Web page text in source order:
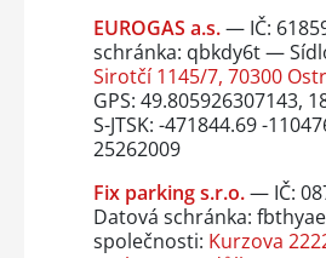
EUROGAS a.s.— IČ:
schránka: qbkdy6t —
Sirotčí 1145/7, 70300
GPS: 49.805926307143,
S-JTSK: -471844.69 -
25262009
Fix parking s.r.o.— IČ:
Datová schránka:
společnosti: Kurzova